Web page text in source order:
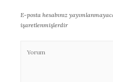
E-posta hesabınız
işaretlenmişlerdir